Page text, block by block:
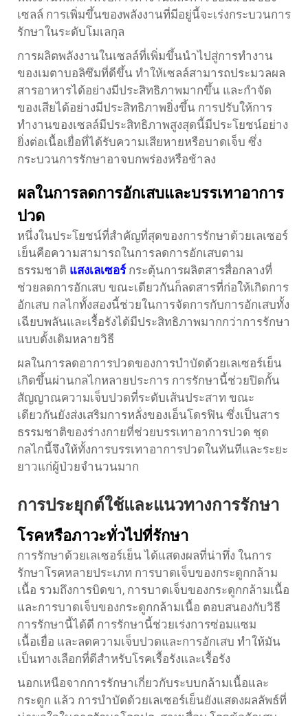
เซลล์ การเพิ่มขึ้นของพลังงานที่มีอยู่นี้จะเร่งกระบวนการ
รักษาในระดับโมเลกุล
การผลิตพลังงานในเซลล์ที่เพิ่มขึ้นนำไปสู่การทำงาน
ของเมตาบอลิซึมที่ดีขึ้น ทำให้เซลล์สามารถประมวลผล
สารอาหารได้อย่างมีประสิทธิภาพมากขึ้น และกำจัด
ของเสียได้อย่างมีประสิทธิภาพยิ่งขึ้น การปรับให้การ
ทำงานของเซลล์มีประสิทธิภาพสูงสุดนี้มีประโยชน์อย่าง
ยิ่งต่อเนื้อเยื่อที่ได้รับความเสียหายหรือบาดเจ็บ ซึ่ง
กระบวนการรักษาอาจบกพร่องหรือช้าลง
ผลในการลดการอักเสบและบรรเทาอาการ
ปวด
หนึ่งในประโยชน์ที่สำคัญที่สุดของการรักษาด้วยเลเซอร์
เย็นคือความสามารถในการลดการอักเสบตาม
ธรรมชาติ แสงเลเซอร์ กระตุ้นการผลิตสารสื่อกลางที่
ช่วยลดการอักเสบ ขณะเดียวกันก็ลดสารที่ก่อให้เกิดการ
อักเสบ กลไกทั้งสองนี้ช่วยในการจัดการกับการอักเสบทั้ง
เฉียบพลันและเรื้อรังได้มีประสิทธิภาพมากกว่าการรักษา
แบบดั้งเดิมหลายวิธี
ผลในการลดอาการปวดของการบำบัดด้วยเลเซอร์เย็น
เกิดขึ้นผ่านกลไกหลายประการ การรักษานี้ช่วยปิดกั้น
สัญญาณความเจ็บปวดที่ระดับเส้นประสาท ขณะ
เดียวกันยังส่งเสริมการหลั่งของเอ็นโดรฟิน ซึ่งเป็นสาร
ธรรมชาติของร่างกายที่ช่วยบรรเทาอาการปวด ชุด
กลไกนี้จึงให้ทั้งการบรรเทาอาการปวดในทันทีและระยะ
ยาวแก่ผู้ป่วยจำนวนมาก
การประยุกต์ใช้และแนวทางการรักษา
โรคหรือภาวะทั่วไปที่รักษา
การรักษาด้วยเลเซอร์เย็น ได้แสดงผลที่น่าทึ่ง ในการ
รักษาโรคหลายประเภท การบาดเจ็บของกระดูกกล้าม
เนื้อ รวมถึงการบิดขา, การบาดเจ็บของกระดูกกล้ามเนื้อ
และการบาดเจ็บของกระดูกกล้ามเนื้อ ตอบสนองกับวิธี
การรักษานี้ได้ดี การรักษานี้ช่วยเร่งการซ่อมแซม
เนื้อเยื่อ และลดความเจ็บปวดและการอักเสบ ทําให้มัน
เป็นทางเลือกที่ดีสําหรับโรคเรื้อรังและเรื้อรัง
นอกเหนือจากการรักษาเกี่ยวกับระบบกล้ามเนื้อและ
กระดูก แล้ว การบำบัดด้วยเลเซอร์เย็นยังแสดงผลลัพธ์ที่